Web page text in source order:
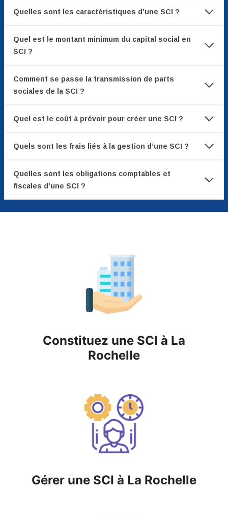
Quelles sont les caractéristiques d’une SCI ?
Quel est le montant minimum du capital social en
SCI ?
Comment se passe la transmission de parts
sociales de la SCI ?
Quel est le coût à prévoir pour créer une SCI ?
Quels sont les frais liés à la gestion d’une SCI ?
Quelles sont les obligations comptables et
fiscales d’une SCI ?
Constituez une SCI à La
Rochelle
Gérer une SCI à La Rochelle